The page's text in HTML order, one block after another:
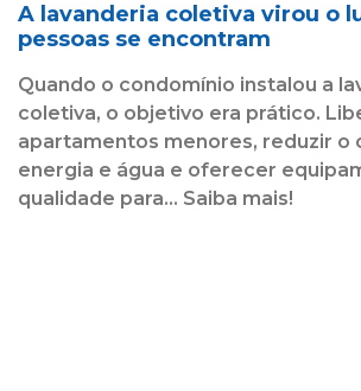
A lavanderia coletiva virou o
pessoas se encontram
Quando o condomínio instalou a
coletiva, o objetivo era prático.
apartamentos menores, reduzir o
energia e água e oferecer
qualidade para... Saiba mais!